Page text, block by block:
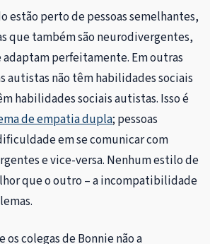
estão perto de pessoas semelhantes,
que também são neurodivergentes,
perfeitamente. Em outras
autistas não têm habilidades sociais
habilidades sociais autistas. Isso é
de empatia dupla; pessoas
em se comunicar com
e vice-versa. Nenhum estilo de
que o outro – a incompatibilidade
os colegas de Bonnie não a